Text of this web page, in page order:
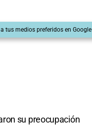
tus medios preferidos en Google
su preocupación